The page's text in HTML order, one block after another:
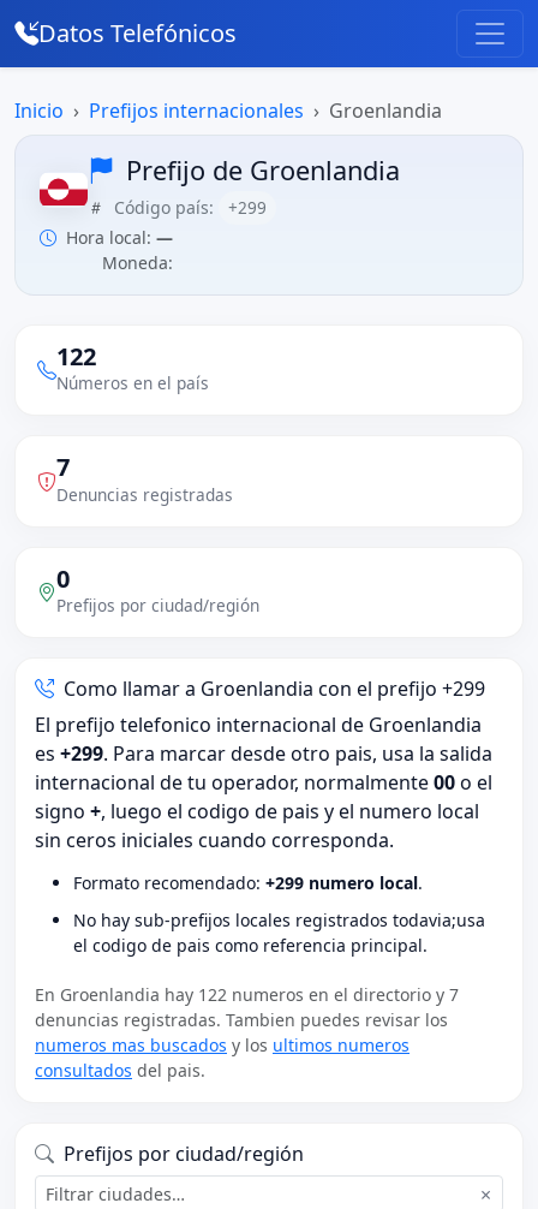
Datos Telefónicos
Inicio Prefijos internacionales Groenlandia
Prefijo de Groenlandia
Código país:
+299
Hora local: —
Moneda:
122
Números en el país
7
Denuncias registradas
0
Prefijos por ciudad/región
Como llamar a Groenlandia con el prefijo +299
El prefijo telefonico internacional de Groenlandia
es +299. Para marcar desde otro pais, usa la salida
internacional de tu operador, normalmente00o el
signo +, luego el codigo de pais y el numero local
sin ceros iniciales cuando corresponda.
Formato recomendado: +299 numero local.
No hay sub-prefijos locales registrados todavia;usa
el codigo de pais como referencia principal.
En Groenlandia hay 122 numeros en el directorio y 7
denuncias registradas. Tambien puedes revisar los
numeros mas buscados y los ultimos numeros
consultados del pais.
Prefijos por ciudad/región
×